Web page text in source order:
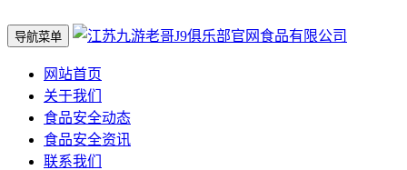
导航菜单
网站首页
关于我们
食品安全动态
食品安全资讯
联系我们